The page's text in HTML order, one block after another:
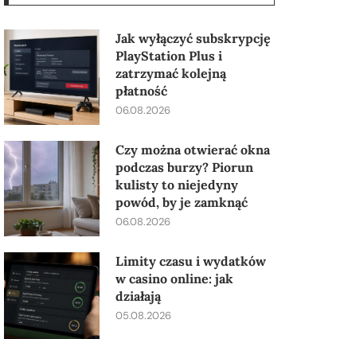
Jak wyłączyć subskrypcję
PlayStation Plus i
zatrzymać kolejną
płatność
06.08.2026
Czy można otwierać okna
podczas burzy? Piorun
kulisty to niejedyny
powód, by je zamknąć
06.08.2026
Limity czasu i wydatków
w casino online: jak
działają
05.08.2026